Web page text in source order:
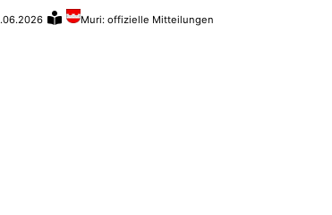
Muri: offizielle Mitteilungen